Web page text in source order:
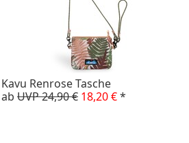
Kavu Renrose Tasche
ab UVP 24,90 € 18,20 €*